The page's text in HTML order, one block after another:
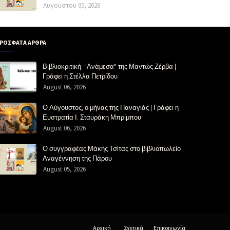
Αυγούστου 05, 2026
ΑΡΘΡΑ
Βιβλιοκριτική: "Ανάμεσα" της Μαντώς Ζέρβα |
Γράφει η Στέλλα Πετρίδου
August 06, 2026
Ο Αύγουστος, ο μήνας της Παναγιάς | Γράφει η
Ευστρατία Ι. Σταυράκη Μπρίμπου
August 06, 2026
Ο συγγραφέας Μάκης Τσίτας στο βιβλιοπωλείο
Αναγέννηση της Πάρου
August 05, 2026
Αρχική Σχετικά Επικοινωνία